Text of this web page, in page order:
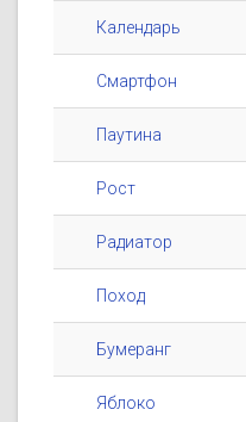
Календарь
Смартфон
Паутина
Рост
Радиатор
Поход
Бумеранг
Яблоко